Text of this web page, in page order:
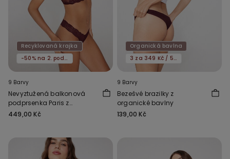
Recyklovaná krajka
-50% na 2. podprsenku
9 Barvy
Nevyztužená balkonová
podprsenka Paris z
recyklované krajky
449,00 Kč
Organická bavlna
3 za 349 Kč / 5 za 549 Kč
9 Barvy
Bezešvé brazilky z
organické bavlny
139,00 Kč